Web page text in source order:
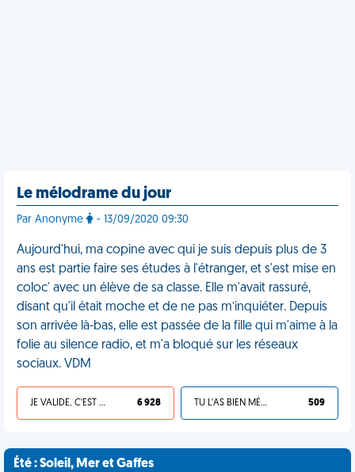
Le mélodrame du jour
Par Anonyme - 13/09/2020 09:30
Aujourd'hui, ma copine avec qui je suis depuis plus de 3
ans est partie faire ses études à l'étranger, et s'est mise en
coloc' avec un élève de sa classe. Elle m'avait rassuré,
disant qu'il était moche et de ne pas m’inquiéter. Depuis
son arrivée là-bas, elle est passée de la fille qui m'aime à la
folie au silence radio, et m'a bloqué sur les réseaux
sociaux. VDM
JE VALIDE, C'EST UNE VDM 6 928 TU L'AS BIEN MÉRITÉ 509
Été : Soleil, Mer et Gaffes